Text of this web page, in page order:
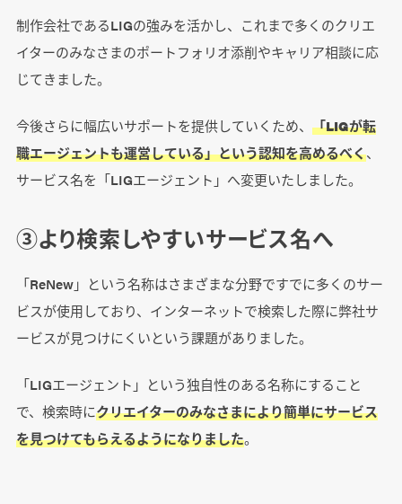
制作会社であるLIGの強みを活かし、これまで多くのクリエ
イターのみなさまのポートフォリオ添削やキャリア相談に応
じてきました。
今後さらに幅広いサポートを提供していくため、 「LIGが転
職エージェントも運営している」という認知を高めるべく、
サービス名を「LIGエージェント」へ変更いたしました。
③より検索しやすいサービス名へ
「ReNew」という名称はさまざまな分野ですでに多くのサー
ビスが使用しており、インターネットで検索した際に弊社サ
ービスが見つけにくいという課題がありました。
「LIGエージェント」という独自性のある名称にすること
で、検索時にクリエイターのみなさまにより簡単にサービス
を見つけてもらえるようになりました。